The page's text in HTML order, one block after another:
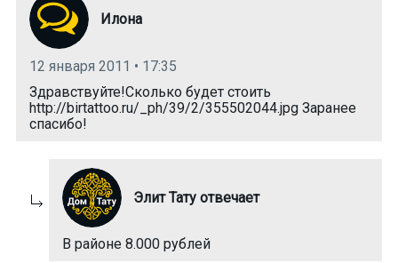
Илона
12 января 2011 • 17:35
Здравствуйте!Сколько будет стоить
http://birtattoo.ru/_ph/39/2/355502044.jpg Заранее
спасибо!
Элит Тату отвечает
В районе 8.000 рублей